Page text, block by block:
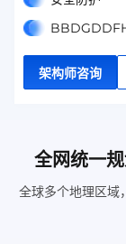
架构师咨询
全网统一
全球多个地理区域